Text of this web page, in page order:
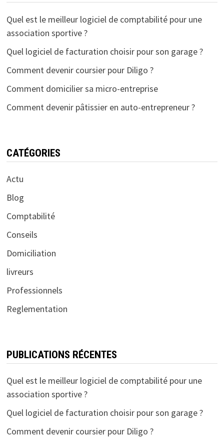
Quel est le meilleur logiciel de comptabilité pour une
association sportive ?
Quel logiciel de facturation choisir pour son garage ?
Comment devenir coursier pour Diligo ?
Comment domicilier sa micro-entreprise
Comment devenir pâtissier en auto-entrepreneur ?
CATÉGORIES
Actu
Blog
Comptabilité
Conseils
Domiciliation
livreurs
Professionnels
Reglementation
PUBLICATIONS RÉCENTES
Quel est le meilleur logiciel de comptabilité pour une
association sportive ?
Quel logiciel de facturation choisir pour son garage ?
Comment devenir coursier pour Diligo ?